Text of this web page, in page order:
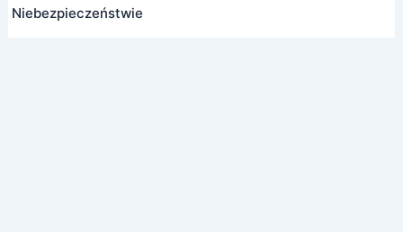
Niebezpieczeństwie